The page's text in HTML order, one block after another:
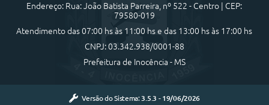
Endereço: Rua: João Batista Parreira, nº 522 - Centro | CEP:
79580-019
Atendimento das 07:00 hs às 11:00 hs e das 13:00 hs às 17:00 hs
CNPJ: 03.342.938/0001-88
Prefeitura de Inocência - MS
Versão do Sistema: 3.5.3 - 19/06/2026